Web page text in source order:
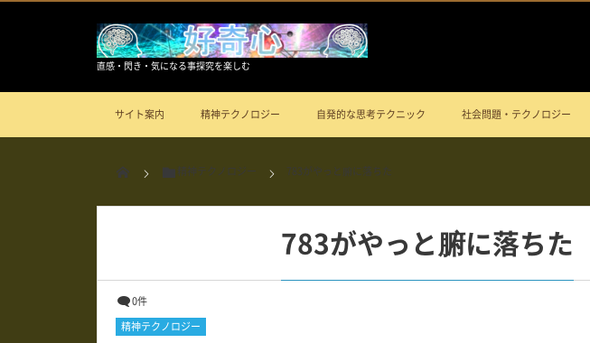
直感・閃き・気になる事探究を楽しむ
サイト案内 精神テクノロジー 自発的な思考テクニック 社会問題・テクノロジー
精神テクノロジー 783がやっと腑に落ちた
783がやっと腑に落ちた
0件
精神テクノロジー